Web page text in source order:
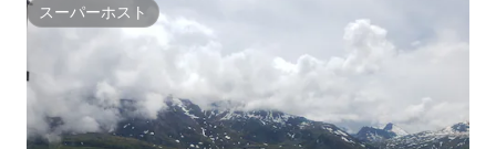
スーパーホスト
スーパーホスト